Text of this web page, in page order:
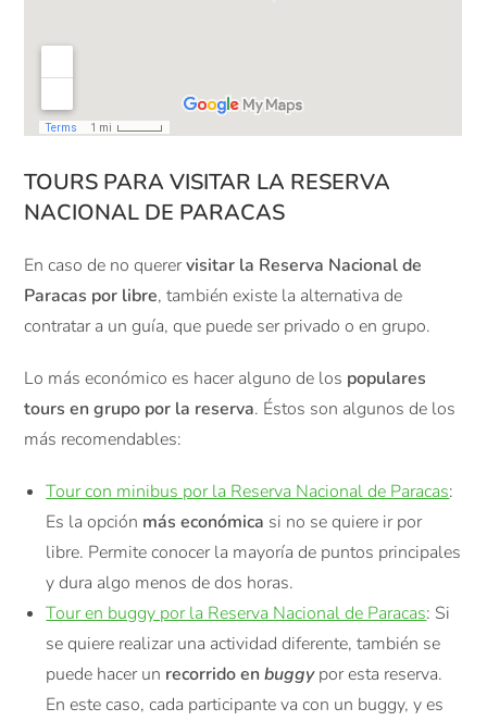
TOURS PARA VISITAR LA RESERVA
NACIONAL DE PARACAS
En caso de no querervisitar la Reserva Nacional de
Paracas por libre, también existe la alternativa de
contratar a un guía, que puede ser privado o en grupo.
Lo más económico es hacer alguno de los populares
tours en grupo por la reserva. Éstos son algunos de los
más recomendables:
Tour con minibus por la Reserva Nacional de Paracas:
Es la opción más económica si no se quiere ir por
libre. Permite conocer la mayoría de puntos principales
y dura algo menos de dos horas.
Tour en buggy por la Reserva Nacional de Paracas: Si
se quiere realizar una actividad diferente, también se
puede hacer un recorrido enbuggypor esta reserva.
En este caso, cada participante va con un buggy, y es